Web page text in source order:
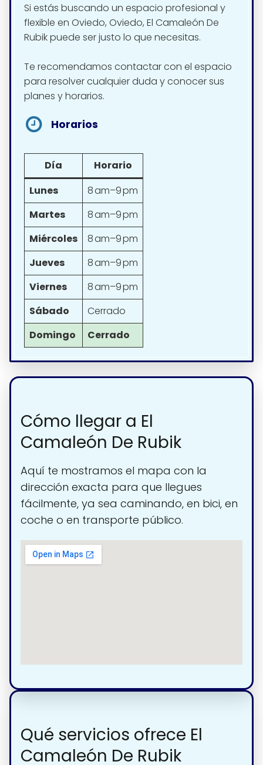
Si estás buscando un espacio profesional y
flexible en Oviedo, Oviedo, El Camaleón De
Rubik puede ser justo lo que necesitas.
Te recomendamos contactar con el espacio
para resolver cualquier duda y conocer sus
planes y horarios.
Horarios
Día
Horario
Lunes
8 am–9 pm
Martes
8 am–9 pm
Miércoles
8 am–9 pm
Jueves
8 am–9 pm
Viernes
8 am–9 pm
Sábado
Cerrado
Domingo
Cerrado
Cómo llegar a El
Camaleón De Rubik
Aquí te mostramos el mapa con la
dirección exacta para que llegues
fácilmente, ya sea caminando, en bici, en
coche o en transporte público.
Qué servicios ofrece El
Camaleón De Rubik